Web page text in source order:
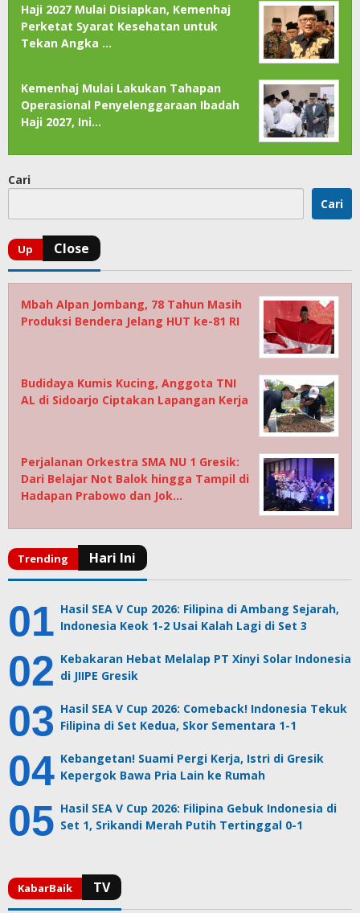
Haji 2027 Mulai Disiapkan, Kemenhaj
Perketat Syarat Kesehatan untuk
Tekan Angka …
Kemenhaj Mulai Lakukan Tahapan
Operasional Penyelenggaraan Ibadah
Haji 2027, Ini…
Cari
Cari
Mbah Alpan Jombang, 78 Tahun Masih
Produksi Bendera Jelang HUT ke-81 RI
Budidaya Kumis Kucing, Anggota TNI
AL di Sidoarjo Ciptakan Lapangan Kerja
Perjalanan Orkestra SMA NU 1 Gresik:
Dari Belajar Not Balok hingga Tampil di
Hadapan Prabowo dan Jok…
Hasil SEA V Cup 2026: Filipina di Ambang Sejarah,
Indonesia Keok 1-2 Usai Kalah Lagi di Set 3
Kebakaran Hebat Melalap PT Xinyi Solar Indonesia
di JIIPE Gresik
Hasil SEA V Cup 2026: Comeback! Indonesia Tekuk
Filipina di Set Kedua, Skor Sementara 1-1
Kebangetan! Suami Pergi Kerja, Istri di Gresik
Kepergok Bawa Pria Lain ke Rumah
Hasil SEA V Cup 2026: Filipina Gebuk Indonesia di
Set 1, Srikandi Merah Putih Tertinggal 0-1